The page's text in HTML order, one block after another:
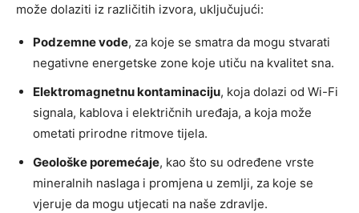
može dolaziti iz različitih izvora, uključujući:
Podzemne vode, za koje se smatra da mogu stvarati
negativne energetske zone koje utiču na kvalitet sna.
Elektromagnetnu kontaminaciju, koja dolazi od Wi-Fi
signala, kablova i električnih uređaja, a koja može
ometati prirodne ritmove tijela.
Geološke poremećaje, kao što su određene vrste
mineralnih naslaga i promjena u zemlji, za koje se
vjeruje da mogu utjecati na naše zdravlje.